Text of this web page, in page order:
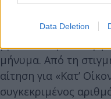
Data Deletion
και πρόσβασης σε
βρίσκεται η συνταγή
μήνυμα. Από τη
αίτηση για «Κατ’
συγκεκριμένος